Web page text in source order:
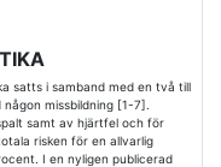
satts i samband med en två till
missbildning [1-7].
samt av hjärtfel och för
risken för en allvarlig
I en nyligen publicerad